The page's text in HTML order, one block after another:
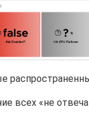
всех «не